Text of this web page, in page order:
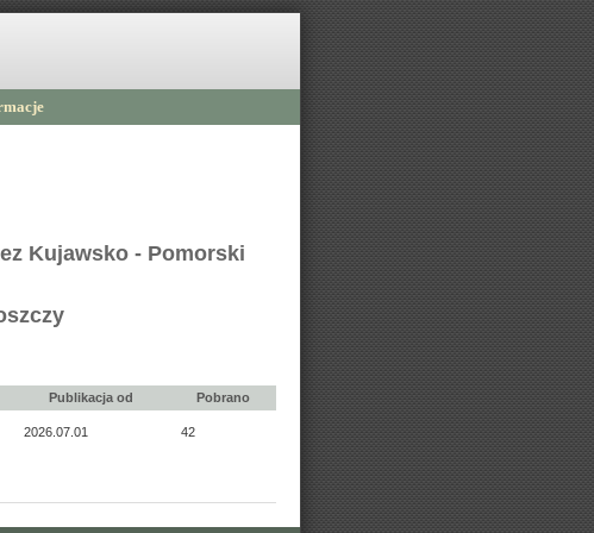
Kujawsko - Pomorski
Publikacja od Pobrano
2026.07.01 42